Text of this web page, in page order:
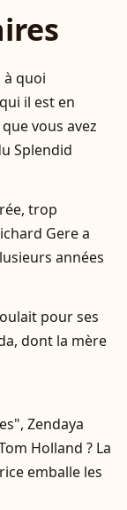
à quoi
il est en
vous avez
Splendid
trop
Gere a
années
pour ses
dont la mère
Zendaya
Holland ? La
emballe les